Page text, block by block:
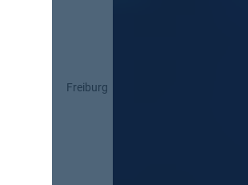
Freiburg